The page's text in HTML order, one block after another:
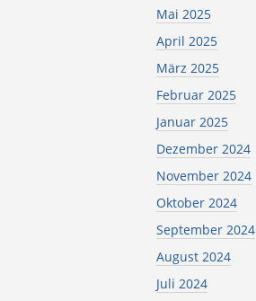
Mai 2025
April 2025
März 2025
Februar 2025
Januar 2025
Dezember 2024
November 2024
Oktober 2024
September 2024
August 2024
Juli 2024